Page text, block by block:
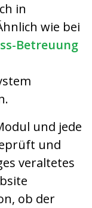
in
wie bei
Betreuung
und jede
und
veraltetes
ob der